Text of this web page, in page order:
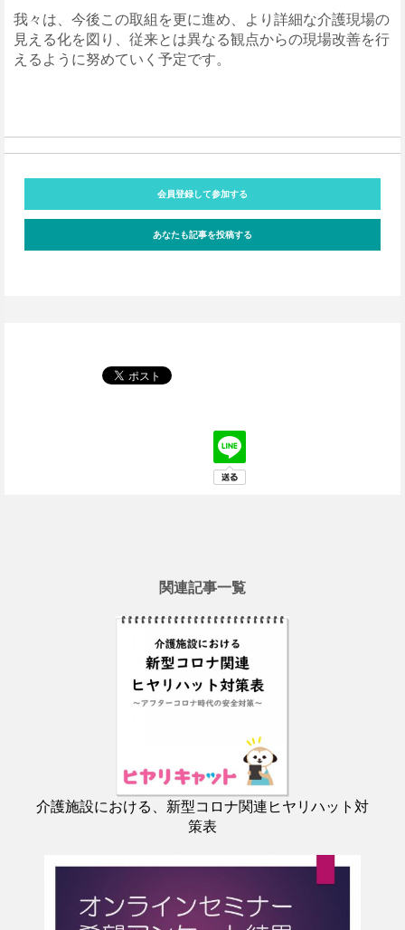
我々は、今後この取組を更に進め、より詳細な介護現場の
見える化を図り、従来とは異なる観点からの現場改善を行
えるように努めていく予定です。
会員登録して参加する
あなたも記事を投稿する
関連記事一覧
介護施設における、新型コロナ関連ヒヤリハット対
策表